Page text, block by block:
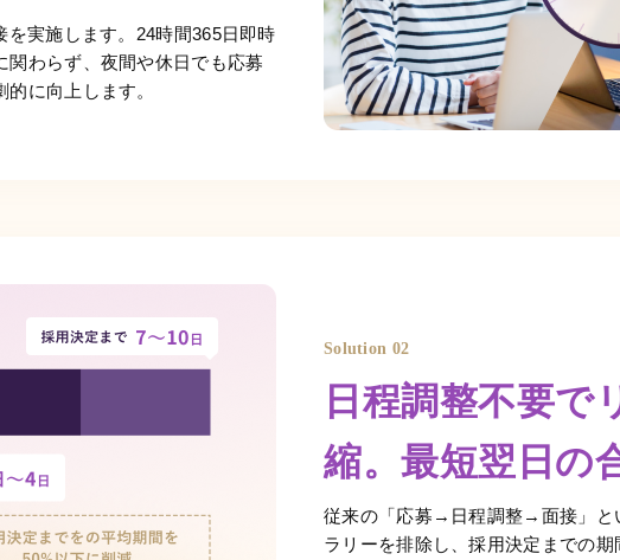
実施します。24時間365日即時
わらず、夜間や休日でも応募
に向上します。
Solution 02
日程調整不要で
縮。最短翌日の
従来の「応募→日程調整→面接」と
ラリーを排除し、採用決定までの